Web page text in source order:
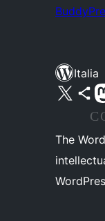
Italia
Visita il nostro account X (ex
Visita il
The